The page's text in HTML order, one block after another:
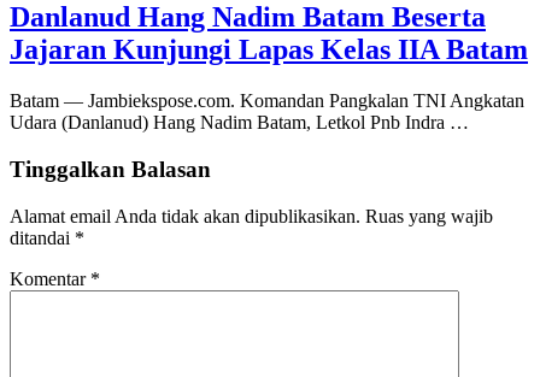
Danlanud Hang Nadim Batam Beserta
Jajaran Kunjungi Lapas Kelas IIA Batam
Batam — Jambiekspose.com. Komandan Pangkalan TNI Angkatan
Udara (Danlanud) Hang Nadim Batam, Letkol Pnb Indra …
Tinggalkan Balasan
Alamat email Anda tidak akan dipublikasikan. Ruas yang wajib
ditandai *
Komentar *